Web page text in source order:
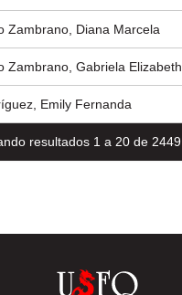
Zambrano, Diana Marcela
Zambrano, Gabriela Elizabeth
Emily Fernanda
resultados 1 a 20 de 2449